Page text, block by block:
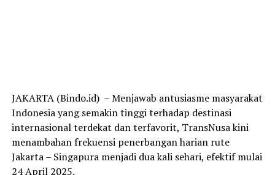
JAKARTA (Bindo.id) – Menjawab antusiasme masyarakat
Indonesia yang semakin tinggi terhadap destinasi
internasional terdekat dan terfavorit, TransNusa kini
menambahan frekuensi penerbangan harian rute
Jakarta – Singapura menjadi dua kali sehari, efektif mulai
24 April 2025.